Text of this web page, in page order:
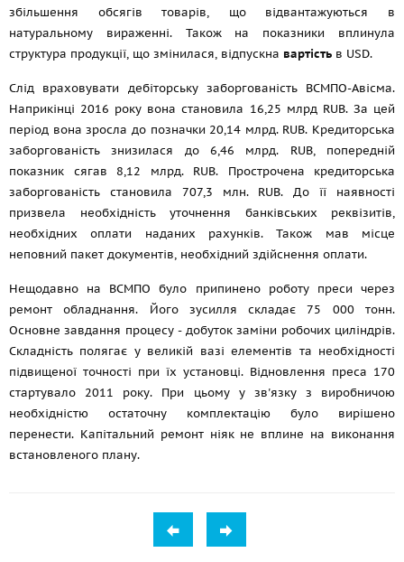
збільшення обсягів товарів, що відвантажуються в
натуральному вираженні. Також на показники вплинула
структура продукції, що змінилася, відпускна вартість в USD.
Слід враховувати дебіторську заборгованість ВСМПО-Авісма.
Наприкінці 2016 року вона становила 16,25 млрд RUB. За цей
період вона зросла до позначки 20,14 млрд. RUB. Кредиторська
заборгованість знизилася до 6,46 млрд. RUB, попередній
показник сягав 8,12 млрд. RUB. Прострочена кредиторська
заборгованість становила 707,3 млн. RUB. До її наявності
призвела необхідність уточнення банківських реквізитів,
необхідних оплати наданих рахунків. Також мав місце
неповний пакет документів, необхідний здійснення оплати.
Нещодавно на ВСМПО було припинено роботу преси через
ремонт обладнання. Його зусилля складає 75 000 тонн.
Основне завдання процесу - добуток заміни робочих циліндрів.
Складність полягає у великій вазі елементів та необхідності
підвищеної точності при їх установці. Відновлення преса 170
стартувало 2011 року. При цьому у зв'язку з виробничою
необхідністю остаточну комплектацію було вирішено
перенести. Капітальний ремонт ніяк не вплине на виконання
встановленого плану.